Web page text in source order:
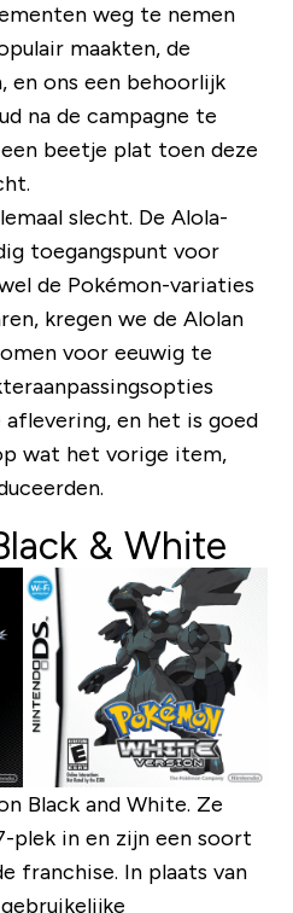
weg te nemen
maakten, de
en ons een behoorlijk
na de campagne te
beetje plat toen deze
slecht. De Alola-
toegangspunt voor
de Pokémon-variaties
kregen we de Alolan
voor eeuwig te
en het is goed
wat het vorige item,
& White
Black and White. Ze
plek in en zijn een soort
franchise. In plaats van